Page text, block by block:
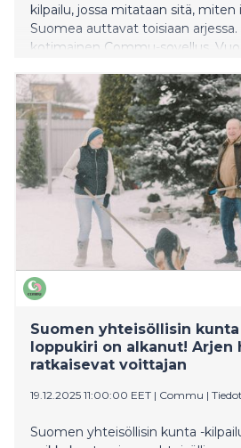
kilpailu, jossa mitataan sitä, miten
Suomea auttavat toisiaan arjessa.
kotimainen Commu-sovellus.
Voitosta Raasepori palkittiin
joka on tarkoitettu yhteisöllisyyttä
käyttöön.
Suomen yhteisöllisin
loppukiri on alkanut! Arjen
ratkaisevat voittajan
19.12.2025 11:00:00 EET | Commu |
Suomen yhteisöllisin kunta -